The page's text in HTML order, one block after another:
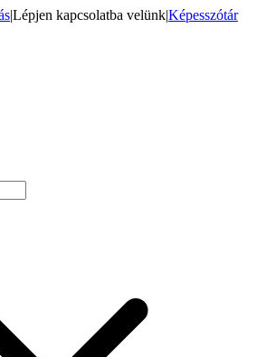
|Lépjen kapcsolatba velünk|Képesszótár